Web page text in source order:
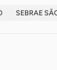
SEBRAE